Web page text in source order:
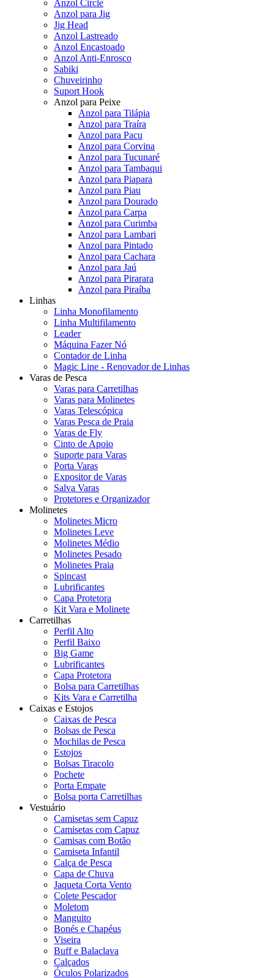
Anzol Circle
Anzol para Jig
Jig Head
Anzol Lastreado
Anzol Encastoado
Anzol Anti-Enrosco
Sabiki
Chuveirinho
Suport Hook
Anzol para Peixe
Anzol para Tilápia
Anzol para Traíra
Anzol para Pacu
Anzol para Corvina
Anzol para Tucunaré
Anzol para Tambaqui
Anzol para Piapara
Anzol para Piau
Anzol para Dourado
Anzol para Carpa
Anzol para Curimba
Anzol para Lambari
Anzol para Pintado
Anzol para Cachara
Anzol para Jaú
Anzol para Pirarara
Anzol para Piraíba
Linhas
Linha Monofilamento
Linha Multifilamento
Leader
Máquina Fazer Nó
Contador de Linha
Magic Line - Renovador de Linhas
Varas de Pesca
Varas para Carretilhas
Varas para Molinetes
Varas Telescópica
Varas Pesca de Praia
Varas de Fly
Cinto de Apoio
Suporte para Varas
Porta Varas
Expositor de Varas
Salva Varas
Protetores e Organizador
Molinetes
Molinetes Micro
Molinetes Leve
Molinetes Médio
Molinetes Pesado
Molinetes Praia
Spincast
Lubrificantes
Capa Protetora
Kit Vara e Molinete
Carretilhas
Perfil Alto
Perfil Baixo
Big Game
Lubrificantes
Capa Protetora
Bolsa para Carretilhas
Kits Vara e Carretilha
Caixas e Estojos
Caixas de Pesca
Bolsas de Pesca
Mochilas de Pesca
Estojos
Bolsas Tiracolo
Pochete
Porta Empate
Bolsa porta Carretilhas
Vestuário
Camisetas sem Capuz
Camisetas com Capuz
Camisas com Botão
Camiseta Infantil
Calça de Pesca
Capa de Chuva
Jaqueta Corta Vento
Colete Pescador
Moletom
Manguito
Bonés e Chapéus
Viseira
Buff e Balaclava
Calçados
Óculos Polarizados